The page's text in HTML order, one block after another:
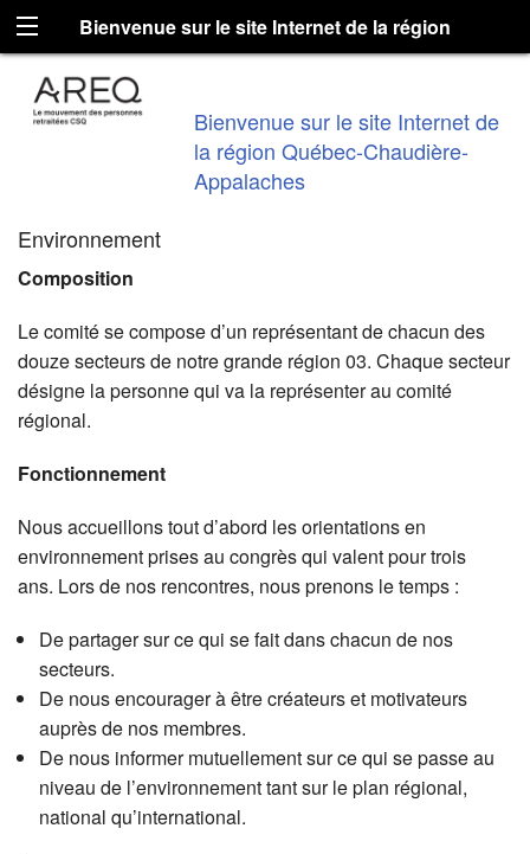
Bienvenue sur le site Internet de la région
Québec-Chaudière-Appalaches
Bienvenue sur le site Internet de
la région Québec-Chaudière-
Appalaches
Environnement
Composition
Le comité se compose d’un représentant de chacun des
douze secteurs de notre grande région 03. Chaque secteur
désigne la personne qui va la représenter au comité
régional.
Fonctionnement
Nous accueillons tout d’abord les orientations en
environnement prises au congrès qui valent pour trois
ans. Lors de nos rencontres, nous prenons le temps :
De partager sur ce qui se fait dans chacun de nos
secteurs.
De nous encourager à être créateurs et motivateurs
auprès de nos membres.
De nous informer mutuellement sur ce qui se passe au
niveau de l’environnement tant sur le plan régional,
national qu’international.